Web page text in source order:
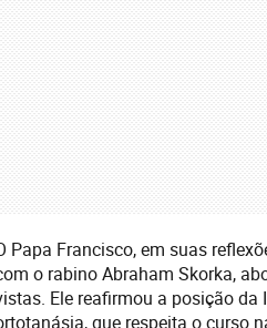
Papa Francisco, em suas
o rabino Abraham Skorka,
Ele reafirmou a posição
que respeita o curso